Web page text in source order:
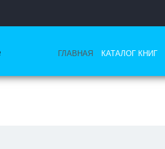
ГЛАВНАЯ КАТАЛОГ КНИГ